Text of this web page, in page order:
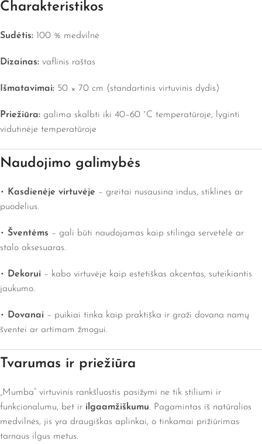
Charakteristikos
Sudėtis: 100 % medvilnė
Dizainas: vaflinis raštas
Išmatavimai: 50 × 70 cm (standartinis virtuvinis dydis)
Priežiūra: galima skalbti iki 40–60 °C temperatūroje, lyginti
vidutinėje temperatūroje
Naudojimo galimybės
• Kasdienėje virtuvėje – greitai nusausina indus, stiklines ar
puodelius.
• Šventėms – gali būti naudojamas kaip stilinga servetėlė ar
stalo aksesuaras.
• Dekorui – kabo virtuvėje kaip estetiškas akcentas, suteikiantis
jaukumo.
• Dovanai – puikiai tinka kaip praktiška ir graži dovana namų
šventei ar artimam žmogui.
Tvarumas ir priežiūra
„Mumba“ virtuvinis rankšluostis pasižymi ne tik stiliumi ir
funkcionalumu, bet ir ilgaamžiškumu. Pagamintas iš natūralios
medvilnės, jis yra draugiškas aplinkai, o tinkamai prižiūrimas
tarnaus ilgus metus.